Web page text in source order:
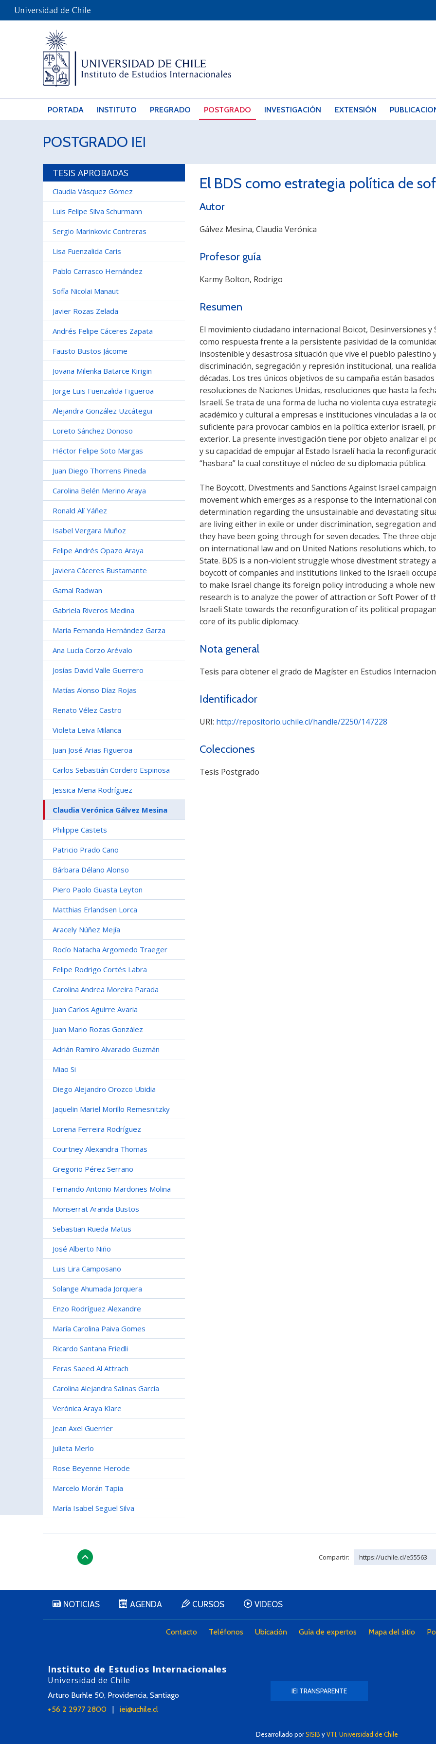
PORTADA INSTITUTO PREGRADO POSTGRADO INVESTIGACIÓN EXTENSIÓN
POSTGRADO IEI
TESIS APROBADAS
Claudia Vásquez Gómez
Luis Felipe Silva Schurmann
Sergio Marinkovic Contreras
Lisa Fuenzalida Caris
Pablo Carrasco Hernández
Sofía Nicolai Manaut
Javier Rozas Zelada
Andrés Felipe Cáceres Zapata
Fausto Bustos Jácome
Jovana Milenka Batarce Kirigin
Jorge Luis Fuenzalida Figueroa
Alejandra González Uzcátegui
Loreto Sánchez Donoso
Héctor Felipe Soto Margas
Juan Diego Thorrens Pineda
Carolina Belén Merino Araya
Ronald Alí Yáñez
Isabel Vergara Muñoz
Felipe Andrés Opazo Araya
Javiera Cáceres Bustamante
Gamal Radwan
Gabriela Riveros Medina
María Fernanda Hernández Garza
Ana Lucía Corzo Arévalo
Josías David Valle Guerrero
Matías Alonso Díaz Rojas
Renato Vélez Castro
Violeta Leiva Milanca
Juan José Arias Figueroa
Carlos Sebastián Cordero Espinosa
Jessica Mena Rodríguez
Claudia Verónica Gálvez Mesina
Philippe Castets
Patricio Prado Cano
Bárbara Délano Alonso
Piero Paolo Guasta Leyton
Matthias Erlandsen Lorca
Aracely Núñez Mejía
Rocío Natacha Argomedo Traeger
Felipe Rodrigo Cortés Labra
Carolina Andrea Moreira Parada
Juan Carlos Aguirre Avaria
Juan Mario Rozas González
Adrián Ramiro Alvarado Guzmán
Miao Si
Diego Alejandro Orozco Ubidia
Jaquelin Mariel Morillo Remesnitzky
Lorena Ferreira Rodríguez
Courtney Alexandra Thomas
Gregorio Pérez Serrano
Fernando Antonio Mardones Molina
Monserrat Aranda Bustos
Sebastian Rueda Matus
José Alberto Niño
Luis Lira Camposano
Solange Ahumada Jorquera
Enzo Rodríguez Alexandre
María Carolina Paiva Gomes
Ricardo Santana Friedli
Feras Saeed Al Attrach
Carolina Alejandra Salinas García
Verónica Araya Klare
Jean Axel Guerrier
Julieta Merlo
Rose Beyenne Herode
Marcelo Morán Tapia
María Isabel Seguel Silva
El BDS como estrategia política de
Autor
Gálvez Mesina, Claudia Verónica
Profesor guía
Karmy Bolton, Rodrigo
Resumen
El movimiento ciudadano internacional Boicot, Desinversiones y
como respuesta frente a la persistente pasividad de la
insostenible y desastrosa situación que vive el pueblo palestino
discriminación, segregación y represión institucional, una
décadas. Los tres únicos objetivos de su campaña están
resoluciones de Naciones Unidas, resoluciones que hasta la
Israelí. Se trata de una forma de lucha no violenta cuya
académico y cultural a empresas e instituciones vinculadas a la
suficiente para provocar cambios en la política exterior israelí,
exterior. La presente investigación tiene por objeto analizar el
y su capacidad de empujar al Estado Israelí hacia la
“hasbara” la cual constituye el núcleo de su diplomacia pública.
The Boycott, Divestments and Sanctions Against Israel
movement which emerges as a response to the international
determination regarding the unsustainable and devastating
are living either in exile or under discrimination, segregation
they have been going through for seven decades. The three
on international law and on United Nations resolutions which,
State. BDS is a non-violent struggle whose divestment strategy
boycott of companies and institutions linked to the Israeli
to make Israel change its foreign policy introducing a whole
research is to analyze the power of attraction or Soft Power of
Israeli State towards the reconfiguration of its political
core of its public diplomacy.
Nota general
Tesis para obtener el grado de Magíster en Estudios
Identificador
URI: http://repositorio.uchile.cl/handle/2250/147228
Colecciones
Tesis Postgrado
Compartir: https://uchile.cl/e55563
NOTICIAS AGENDA CURSOS VIDEOS
Contacto Teléfonos Ubicación Guía de expertos Mapa del sitio
Instituto de Estudios Internacionales
Universidad de Chile
Arturo Burhle 50, Providencia, Santiago
+56 2 2977 2800 | iei@uchile.cl
IEI TRANSPARENTE
Desarrollado porSISIB yVTI, Universidad de Chile